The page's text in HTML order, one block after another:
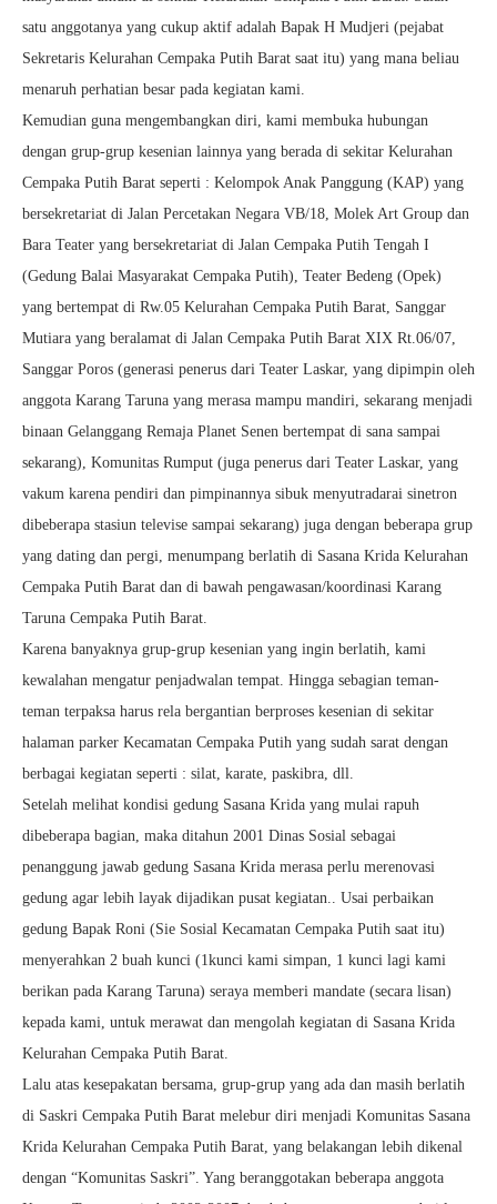
satu anggotanya yang cukup aktif adalah Bapak H Mudjeri (pejabat
Sekretaris Kelurahan Cempaka Putih Barat saat itu) yang mana beliau
menaruh perhatian besar pada kegiatan kami.
Kemudian guna mengembangkan diri, kami membuka hubungan
dengan grup-grup kesenian lainnya yang berada di sekitar Kelurahan
Cempaka Putih Barat seperti : Kelompok Anak Panggung (KAP) yang
bersekretariat di Jalan Percetakan Negara VB/18, Molek Art Group dan
Bara Teater yang bersekretariat di Jalan Cempaka Putih Tengah I
(Gedung Balai Masyarakat Cempaka Putih), Teater Bedeng (Opek)
yang bertempat di Rw.05 Kelurahan Cempaka Putih Barat, Sanggar
Mutiara yang beralamat di Jalan Cempaka Putih Barat XIX Rt.06/07,
Sanggar Poros (generasi penerus dari Teater Laskar, yang dipimpin oleh
anggota Karang Taruna yang merasa mampu mandiri, sekarang menjadi
binaan Gelanggang Remaja Planet Senen bertempat di sana sampai
sekarang), Komunitas Rumput (juga penerus dari Teater Laskar, yang
vakum karena pendiri dan pimpinannya sibuk menyutradarai sinetron
dibeberapa stasiun televise sampai sekarang) juga dengan beberapa grup
yang dating dan pergi, menumpang berlatih di Sasana Krida Kelurahan
Cempaka Putih Barat dan di bawah pengawasan/koordinasi Karang
Taruna Cempaka Putih Barat.
Karena banyaknya grup-grup kesenian yang ingin berlatih, kami
kewalahan mengatur penjadwalan tempat. Hingga sebagian teman-
teman terpaksa harus rela bergantian berproses kesenian di sekitar
halaman parker Kecamatan Cempaka Putih yang sudah sarat dengan
berbagai kegiatan seperti : silat, karate, paskibra, dll.
Setelah melihat kondisi gedung Sasana Krida yang mulai rapuh
dibeberapa bagian, maka ditahun 2001 Dinas Sosial sebagai
penanggung jawab gedung Sasana Krida merasa perlu merenovasi
gedung agar lebih layak dijadikan pusat kegiatan.. Usai perbaikan
gedung Bapak Roni (Sie Sosial Kecamatan Cempaka Putih saat itu)
menyerahkan 2 buah kunci (1kunci kami simpan, 1 kunci lagi kami
berikan pada Karang Taruna) seraya memberi mandate (secara lisan)
kepada kami, untuk merawat dan mengolah kegiatan di Sasana Krida
Kelurahan Cempaka Putih Barat.
Lalu atas kesepakatan bersama, grup-grup yang ada dan masih berlatih
di Saskri Cempaka Putih Barat melebur diri menjadi Komunitas Sasana
Krida Kelurahan Cempaka Putih Barat, yang belakangan lebih dikenal
dengan “Komunitas Saskri”. Yang beranggotakan beberapa anggota